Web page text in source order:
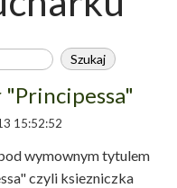
"Principessa"
15:52:52
wymownym tytulem
czyli ksiezniczka